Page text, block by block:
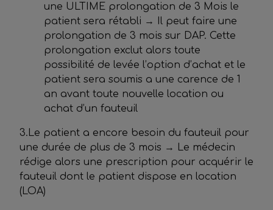
une ULTIME prolongation de 3 Mois le
patient sera rétabli →
Il peut faire une
prolongation de 3 mois sur DAP. Cette
prolongation exclut alors toute
possibilité de levée l’option d’achat et le
patient sera soumis a une carence de 1
an avant toute nouvelle location ou
achat d’un fauteuil
3.Le patient a encore besoin du fauteuil pour
une durée de plus de 3 mois → Le médecin
rédige alors une prescription pour acquérir le
fauteuil dont le patient dispose en location
(LOA)